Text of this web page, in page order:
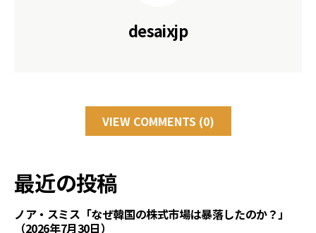
desaixjp
VIEW COMMENTS (0)
最近の投稿
ノア・スミス「なぜ韓国の株式市場は暴落したのか？」
（2026年7月30日）